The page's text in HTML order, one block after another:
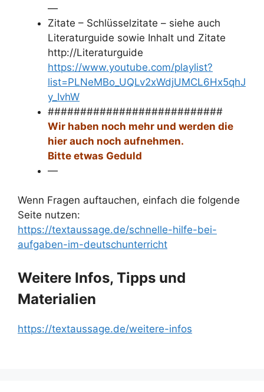
—
Zitate – Schlüsselzitate – siehe auch
Literaturguide sowie Inhalt und Zitate
http://Literaturguide
https://www.youtube.com/playlist?
list=PLNeMBo_UQLv2xWdjUMCL6Hx5qhJ
y_IvhW
###########################
Wir haben noch mehr und werden die
hier auch noch aufnehmen.
Bitte etwas Geduld
—
Wenn Fragen auftauchen, einfach die folgende
Seite nutzen:
https://textaussage.de/schnelle-hilfe-bei-
aufgaben-im-deutschunterricht
Weitere Infos, Tipps und
Materialien
https://textaussage.de/weitere-infos